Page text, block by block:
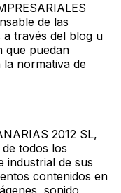
de las
través del blog u
que puedan
normativa de
2012 SL,
todos los
industrial de sus
contenidos en
sonido,